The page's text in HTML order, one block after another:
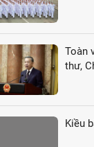
Văn Lực (đại diện
Toàn
thư,
Kiều